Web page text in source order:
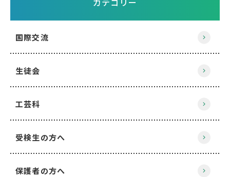
国際交流
生徒会
工芸科
受検生の方へ
保護者の方へ